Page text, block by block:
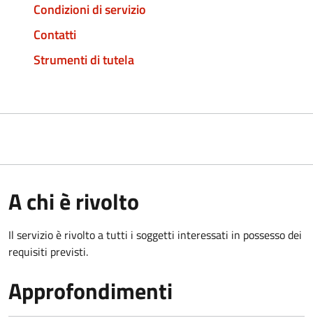
Condizioni di servizio
Contatti
Strumenti di tutela
A chi è rivolto
Il servizio è rivolto a tutti i soggetti interessati in possesso dei
requisiti previsti.
Approfondimenti